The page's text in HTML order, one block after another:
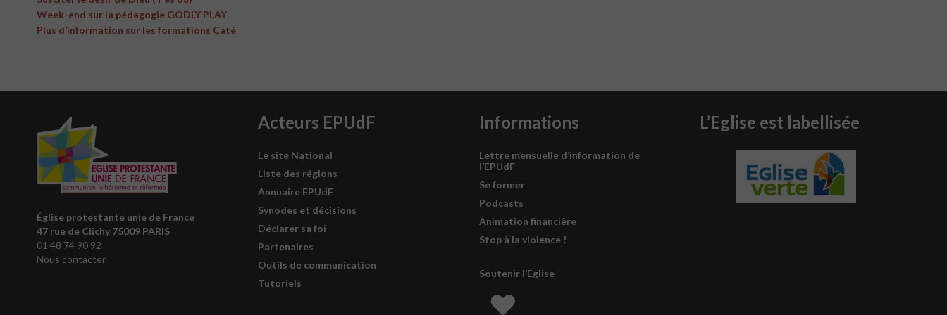
Week-end sur la pédagogie GODLY PLAY
Plus d’information sur les formations Caté
Église protestante unie de France
47 rue de Clichy 75009 PARIS
01 48 74 90 92
Nous contacter
Acteurs EPUdF
Le site National
Liste des régions
Annuaire EPUdF
Synodes et décisions
Déclarer sa foi
Partenaires
Outils de communication
Tutoriels
Informations
Lettre mensuelle d’information de
l’EPUdF
Se former
Podcasts
Animation financière
Stop à la violence !
Soutenir l’Eglise
L’Eglise est labellisée